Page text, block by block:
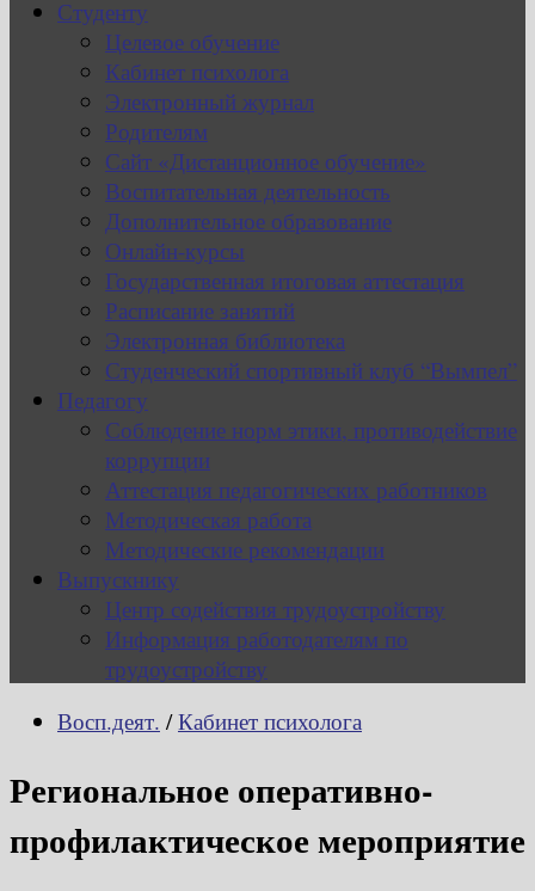
Студенту
Целевое обучение
Кабинет психолога
Электронный журнал
Родителям
Сайт «Дистанционное обучение»
Воспитательная деятельность
Дополнительное образование
Онлайн-курсы
Государственная итоговая аттестация
Расписание занятий
Электронная библиотека
Студенческий спортивный клуб “Вымпел”
Педагогу
Соблюдение норм этики, противодействие
коррупции
Аттестация педагогических работников
Методическая работа
Методические рекомендации
Выпускнику
Центр содействия трудоустройству
Информация работодателям по
трудоустройству
Восп.деят. / Кабинет психолога
Региональное оперативно-
профилактическое мероприятие